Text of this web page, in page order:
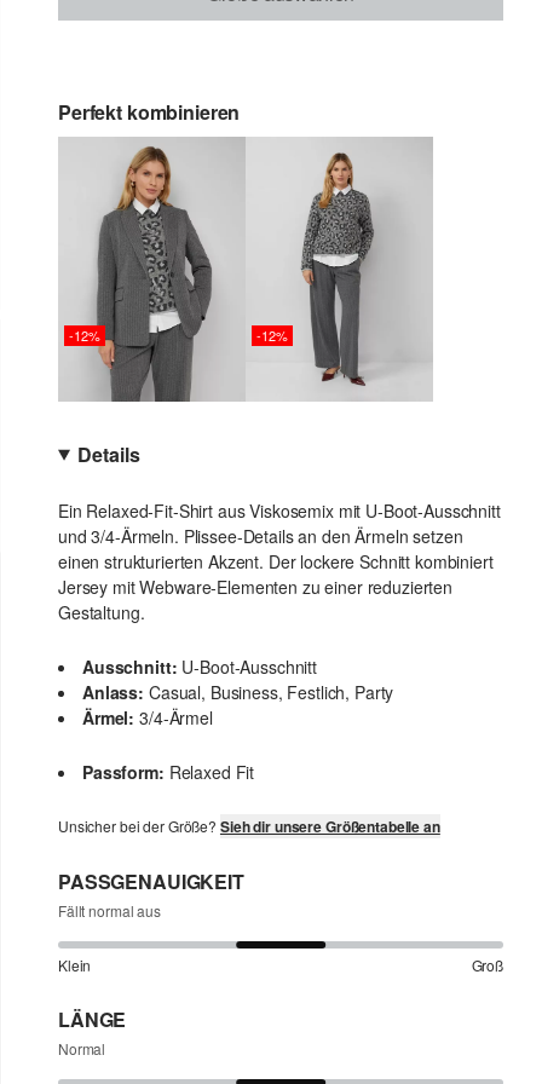
Perfekt kombinieren
-12% -12%
Details
Ein Relaxed-Fit-Shirt aus Viskosemix mit U-Boot-Ausschnitt
und 3/4-Ärmeln. Plissee-Details an den Ärmeln setzen
einen strukturierten Akzent. Der lockere Schnitt kombiniert
Jersey mit Webware-Elementen zu einer reduzierten
Gestaltung.
Ausschnitt: U-Boot-Ausschnitt
Anlass: Casual, Business, Festlich, Party
Ärmel: 3/4-Ärmel
Passform: Relaxed Fit
Unsicher bei der Größe? Sieh dir unsere Größentabelle an
PASSGENAUIGKEIT
Fällt normal aus
Klein Groß
LÄNGE
Normal